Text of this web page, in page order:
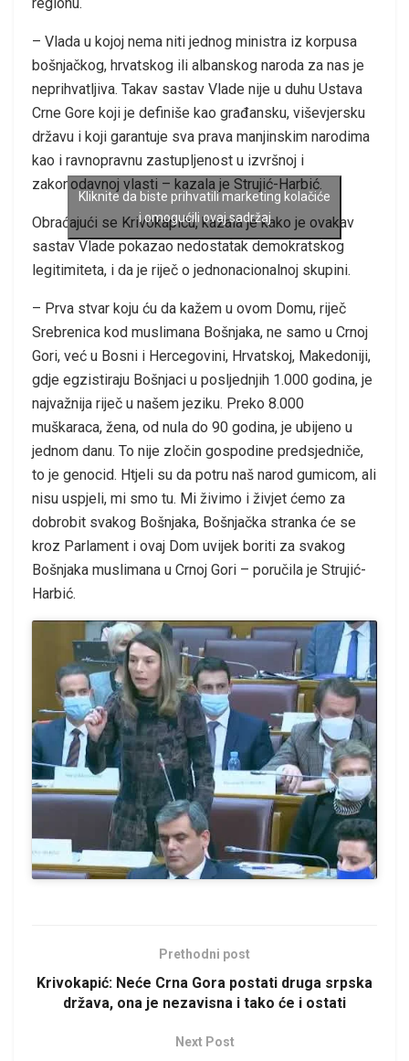
– Vlada u kojoj nema niti jednog ministra iz korpusa
bošnjačkog, hrvatskog ili albanskog naroda za nas je
neprihvatljiva. Takav sastav Vlade nije u duhu Ustava
Crne Gore koji je definiše kao građansku, viševjersku
državu i koji garantuje sva prava manjinskim narodima
kao i ravnopravnu zastupljenost u izvršnoj i
zakonodavnoj vlasti – kazala je Strujić-Harbić.
Obraćajući se Krivokapiću, kazala je kako je ovakav
sastav Vlade pokazao nedostatak demokratskog
legitimiteta, i da je riječ o jednonacionalnoj skupini.
– Prva stvar koju ću da kažem u ovom Domu, riječ
Srebrenica kod muslimana Bošnjaka, ne samo u Crnoj
Gori, već u Bosni i Hercegovini, Hrvatskoj, Makedoniji,
gdje egzistiraju Bošnjaci u posljednjih 1.000 godina, je
najvažnija riječ u našem jeziku. Preko 8.000
muškaraca, žena, od nula do 90 godina, je ubijeno u
jednom danu. To nije zločin gospodine predsjedniče,
to je genocid. Htjeli su da potru naš narod gumicom, ali
nisu uspjeli, mi smo tu. Mi živimo i živjet ćemo za
dobrobit svakog Bošnjaka, Bošnjačka stranka će se
kroz Parlament i ovaj Dom uvijek boriti za svakog
Bošnjaka muslimana u Crnoj Gori – poručila je Strujić-
Harbić.
Kliknite da biste prihvatili marketing kolačiće
i omogućili ovaj sadržaj
Prethodni post
Krivokapić: Neće Crna Gora postati druga srpska
država, ona je nezavisna i tako će i ostati
Next Post